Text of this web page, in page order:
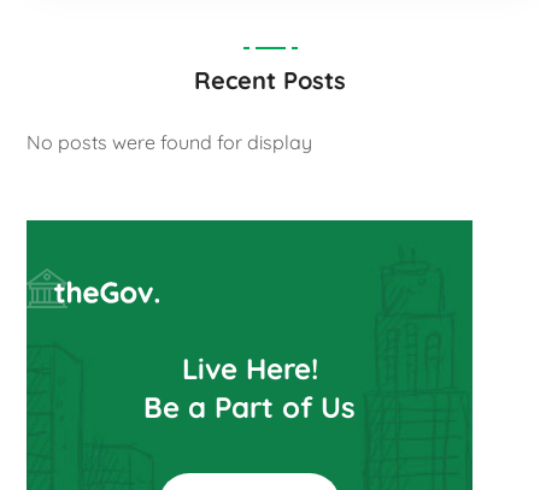
Recent Posts
No posts were found for display
Live Here!
Be a Part of Us